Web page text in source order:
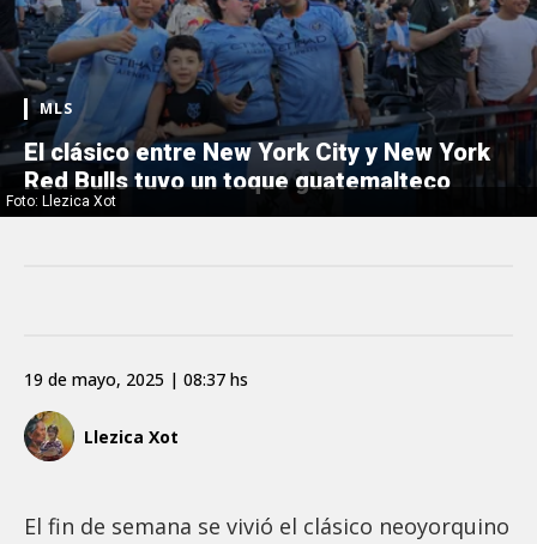
Foto: Llezica Xot
MLS
El clásico entre New York City y New York
Red Bulls tuvo un toque guatemalteco
Llezica Xot
19 de mayo, 2025 | 08:37 hs
El fin de semana se vivió el clásico neoyorquino